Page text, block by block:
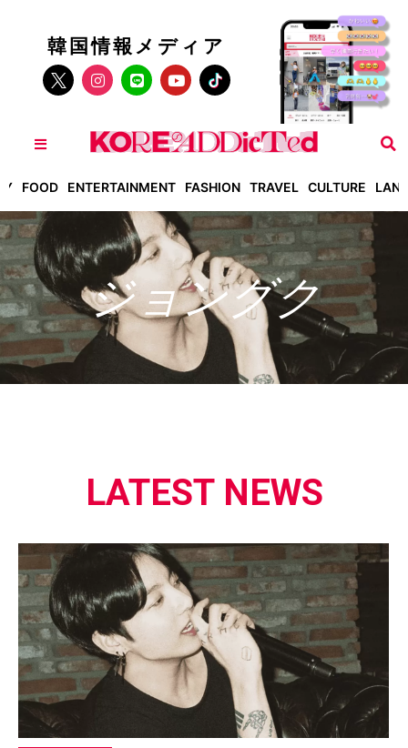
韓国情報メディア
FOOD ENTERTAINMENT FASHION TRAVEL CULTURE
ジョングク
LATEST NEWS